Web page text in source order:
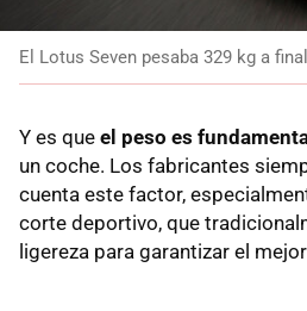
El Lotus Seven pesaba 329 kg a
Y es que el peso es
un coche. Los fabricantes
cuenta este factor,
corte deportivo, que
ligereza para garantizar el